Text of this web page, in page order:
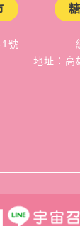
號
地址：高